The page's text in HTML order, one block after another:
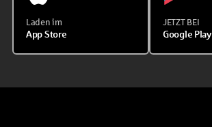
Laden im
App Store
JETZT BEI
Google Play